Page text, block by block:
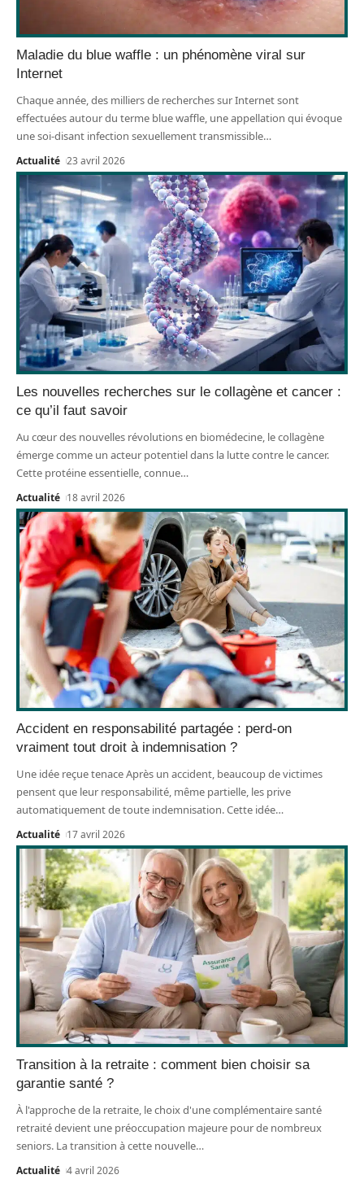
Maladie du blue waffle : un phénomène viral sur
Internet
Chaque année, des milliers de recherches sur Internet sont
effectuées autour du terme blue waffle, une appellation qui évoque
une soi-disant infection sexuellement transmissible…
Actualité 23 avril 2026
Les nouvelles recherches sur le collagène et cancer :
ce qu’il faut savoir
Au cœur des nouvelles révolutions en biomédecine, le collagène
émerge comme un acteur potentiel dans la lutte contre le cancer.
Cette protéine essentielle, connue…
Actualité 18 avril 2026
Accident en responsabilité partagée : perd-on
vraiment tout droit à indemnisation ?
Une idée reçue tenace Après un accident, beaucoup de victimes
pensent que leur responsabilité, même partielle, les prive
automatiquement de toute indemnisation. Cette idée…
Actualité 17 avril 2026
Transition à la retraite : comment bien choisir sa
garantie santé ?
À l'approche de la retraite, le choix d'une complémentaire santé
retraité devient une préoccupation majeure pour de nombreux
seniors. La transition à cette nouvelle…
Actualité 4 avril 2026